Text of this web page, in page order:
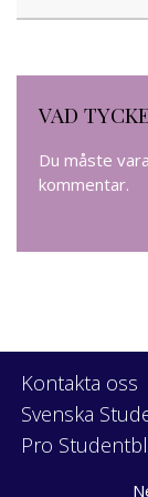
VAD
Du måste vara
kommentar.
Kontakta oss
Svenska
Pro